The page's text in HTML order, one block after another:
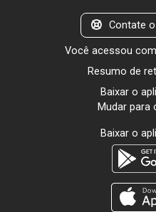
Contate
Você acessou
Resumo de
Baixar o
Mudar para
Baixar o